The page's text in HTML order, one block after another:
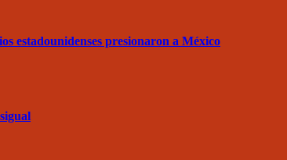
estadounidenses presionaron a México